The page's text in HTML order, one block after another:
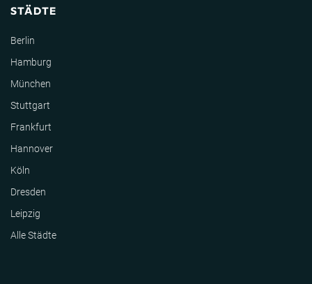
STÄDTE
Berlin
Hamburg
München
Stuttgart
Frankfurt
Hannover
Köln
Dresden
Leipzig
Alle Städte